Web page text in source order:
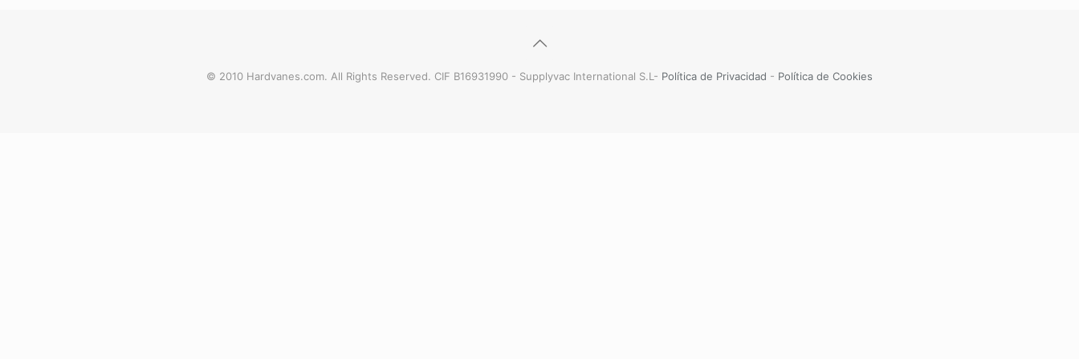
© 2010 Hardvanes.com. All Rights Reserved. CIF B16931990 - Supplyvac International S.L- Política de Privacidad - Política de Cookies